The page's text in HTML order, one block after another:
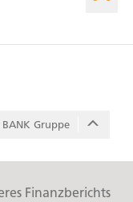
Gruppe
Finanzberichts